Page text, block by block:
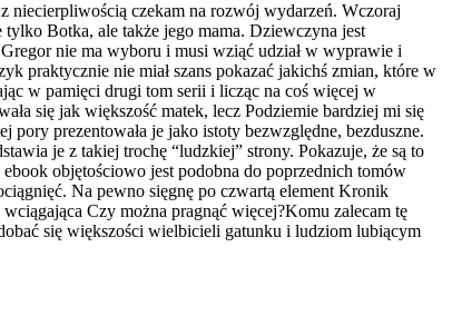
niecierpliwością czekam na rozwój wydarzeń. Wczoraj
Botka, ale także jego mama. Dziewczyna jest
nie ma wyboru i musi wziąć udział w wyprawie i
praktycznie nie miał szans pokazać jakichś zmian, które w
w pamięci drugi tom serii i licząc na coś więcej w
się jak większość matek, lecz Podziemie bardziej mi się
pory prezentowała je jako istoty bezwzględne, bezduszne.
je z takiej trochę “ludzkiej” strony. Pokazuje, że są to
objętościowo jest podobna do poprzednich tomów
Na pewno sięgnę po czwartą element Kronik
Czy można pragnąć więcej?Komu zalecam tę
się większości wielbicieli gatunku i ludziom lubiącym